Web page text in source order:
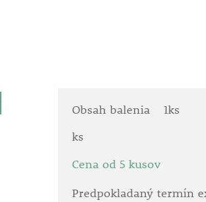
Obsah balenia 1ks
ks
Cena od 5 kusov
Predpokladaný termín